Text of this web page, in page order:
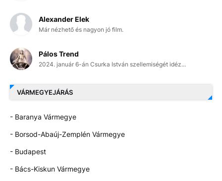
Alexander Elek
Már nézhető és nagyon jó film.
Pálos Trend
2024. január 6-án Csurka István szellemiségét idéz...
VÁRMEGYEJÁRÁS
- Baranya Vármegye
- Borsod-Abaúj-Zemplén Vármegye
- Budapest
- Bács-Kiskun Vármegye